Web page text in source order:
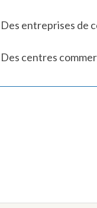
Des entreprises de
Des centres